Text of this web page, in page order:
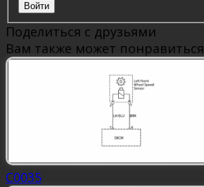
Войти
Поделиться с друзьями
Вам также может понравиться
C0035